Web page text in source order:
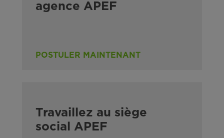
agence APEF
POSTULER MAINTENANT
Travaillez au siège
social APEF